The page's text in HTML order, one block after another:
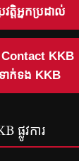
វត្តិអ្នកប្រដាល់
Contact KKB
ទាក់ទង KKB
ផ្លូវការ